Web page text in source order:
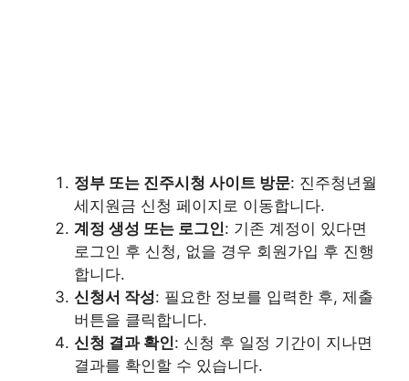
정부 또는 진주시청 사이트 방문: 진주청년월
세지원금 신청 페이지로 이동합니다.
계정 생성 또는 로그인: 기존 계정이 있다면
로그인 후 신청, 없을 경우 회원가입 후 진행
합니다.
신청서 작성: 필요한 정보를 입력한 후, 제출
버튼을 클릭합니다.
신청 결과 확인: 신청 후 일정 기간이 지나면
결과를 확인할 수 있습니다.